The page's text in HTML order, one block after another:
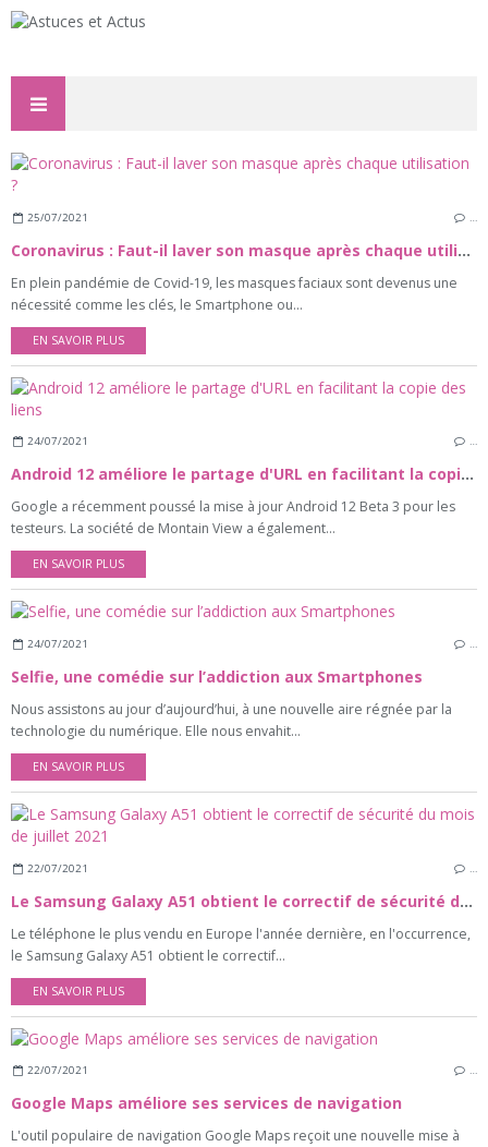
25/07/2021 …
Coronavirus : Faut-il laver son masque après chaque utilisation ?
En plein pandémie de Covid-19, les masques faciaux sont devenus une
nécessité comme les clés, le Smartphone ou...
EN SAVOIR PLUS
24/07/2021 …
Android 12 améliore le partage d'URL en facilitant la copie des liens
Google a récemment poussé la mise à jour Android 12 Beta 3 pour les
testeurs. La société de Montain View a également...
EN SAVOIR PLUS
24/07/2021 …
Selfie, une comédie sur l’addiction aux Smartphones
Nous assistons au jour d’aujourd’hui, à une nouvelle aire régnée par la
technologie du numérique. Elle nous envahit...
EN SAVOIR PLUS
22/07/2021
Le Samsung Galaxy A51 obtient le correctif de sécurité du mois de juillet 2021
Le téléphone le plus vendu en Europe l'année dernière, en l'occurrence,
le Samsung Galaxy A51 obtient le correctif...
EN SAVOIR PLUS
22/07/2021 …
Google Maps améliore ses services de navigation
L'outil populaire de navigation Google Maps reçoit une nouvelle mise à